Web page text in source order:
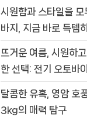
시원함과 스타일을
바지, 지금 바로 득템
뜨거운 여름, 시원하
한 선택: 전기 오토바
달콤한 유혹, 영암 호
3kg의 매력 탐구